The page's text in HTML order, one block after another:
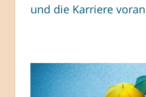
und die Karriere